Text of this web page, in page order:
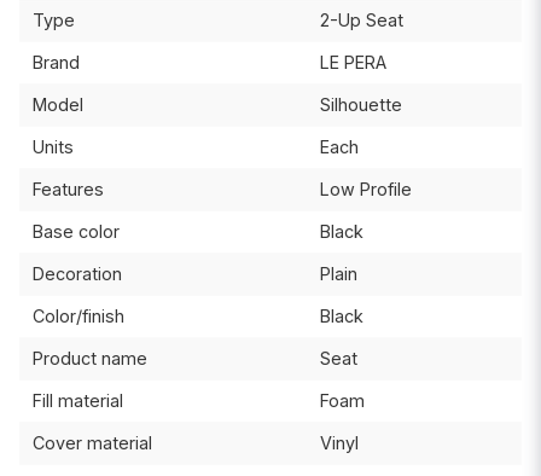
Type 2-Up Seat
Brand LE PERA
Model Silhouette
Units Each
Features Low Profile
Base color Black
Decoration Plain
Color/finish Black
Product name Seat
Fill material Foam
Cover material Vinyl